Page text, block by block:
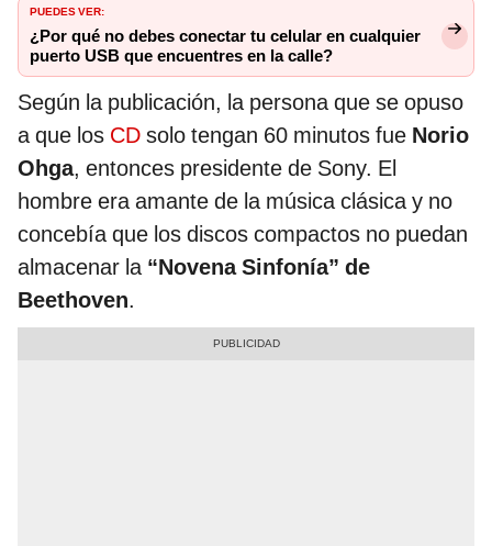
PUEDES VER:
¿Por qué no debes conectar tu celular en cualquier
puerto USB que encuentres en la calle?
Según la publicación, la persona que se opuso
a que los CD solo tengan 60 minutos fue Norio
Ohga, entonces presidente de Sony. El
hombre era amante de la música clásica y no
concebía que los discos compactos no puedan
almacenar la“Novena Sinfonía” de
Beethoven.